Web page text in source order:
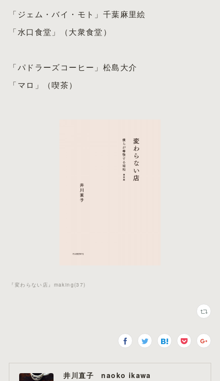
「ジェム・バイ・モト」千葉麻里絵
「水口食堂」（大衆食堂）
「パドラーズコーヒー」松島大介
「マロ」（喫茶）
『変わらない店』making (37)
井川直子 naoko ikawa